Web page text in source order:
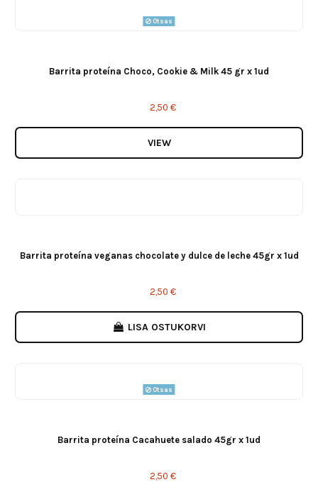
Otsas
Barrita proteína Choco, Cookie & Milk 45 gr x 1ud
2,50 €
VIEW
Barrita proteína veganas chocolate y dulce de leche 45gr x 1ud
2,50 €
LISA OSTUKORVI
Otsas
Barrita proteína Cacahuete salado 45gr x 1ud
2,50 €